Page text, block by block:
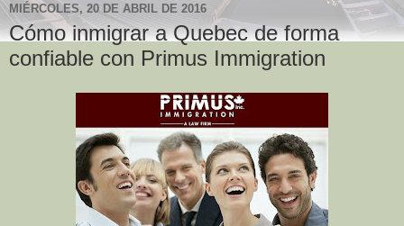
MIÉRCOLES, 20 DE ABRIL DE 2016
Cómo inmigrar a Quebec de forma
confiable con Primus Immigration